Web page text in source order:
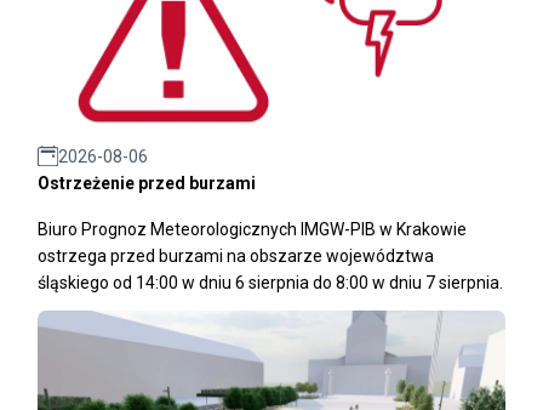
2026-08-06
Ostrzeżenie przed burzami
Biuro Prognoz Meteorologicznych IMGW-PIB w Krakowie
ostrzega przed burzami na obszarze województwa
śląskiego od 14:00 w dniu 6 sierpnia do 8:00 w dniu 7 sierpnia.